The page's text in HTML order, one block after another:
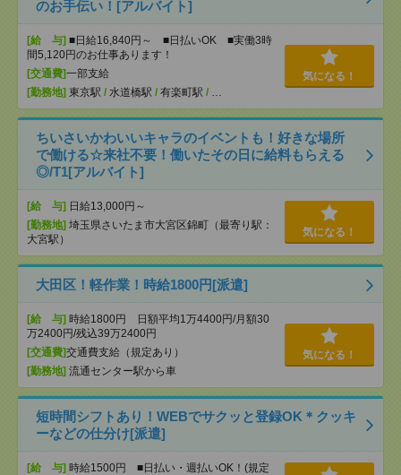
のお手伝い！[アルバイト]
[給 与] ■日給16,840円～ ■日払いOK ■実働3時
間5,120円のお仕事あります！
[交通費]一部支給
[勤務地] 東京駅 / 水道橋駅 / 有楽町駅 / …
気になる！
ちいさいかわいいキャラのイベントも！好きな場所
で働ける☆来社不要！働いたその日に給料もらえる
◎/T1[アルバイト]
[給 与] 日給13,000円～
[勤務地] 埼玉県さいたま市大宮区錦町（最寄り駅：
大宮駅）
気になる！
大田区！軽作業！時給1800円[派遣]
[給 与] 時給1800円 日額平均1万4400円/月額30
万2400円/残込39万2400円
[交通費]交通費支給（規定あり）
[勤務地] 流通センター駅から車
気になる！
短時間シフトあり！WEBでサクッと登録OK＊クッキ
ーなどの仕分け[派遣]
[給 与] 時給1500円 ■日払い・週払いOK！(規定